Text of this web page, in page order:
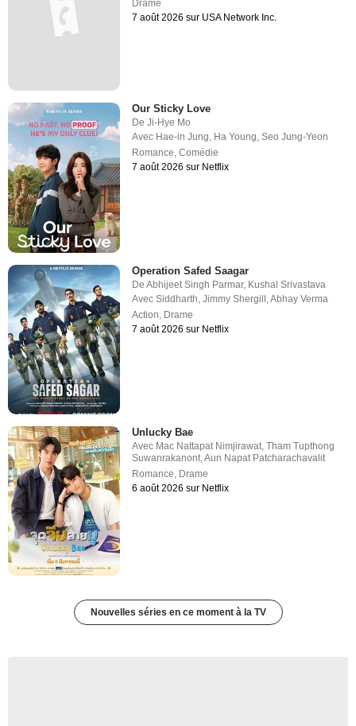
Drame
7 août 2026 sur USA Network Inc.
Our Sticky Love
DeJi-Hye Mo
Avec Hae-in Jung, Ha Young,Seo Jung-Yeon
Romance,Comédie
7 août 2026 sur Netflix
Operation Safed Saagar
DeAbhijeet Singh Parmar, Kushal Srivastava
AvecSiddharth ,Jimmy Shergill ,Abhay Verma
Action Drame
7 août 2026 sur Netflix
Unlucky Bae
Avec Mac Nattapat Nimjirawat,Tham Tupthong
Suwanrakanont,Aun Napat Patcharachavalit
Romance, Drame
6 août 2026 sur Netflix
Nouvelles séries en ce moment à la TV